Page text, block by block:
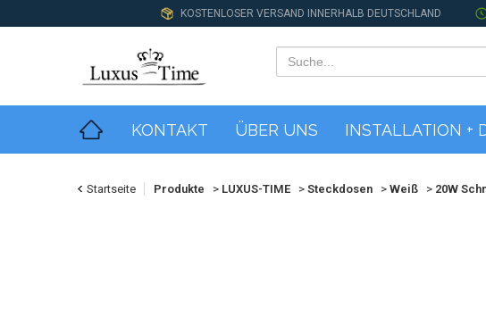
KOSTENLOSER VERSAND INNERHALB DEUTSCHLAND
KONTAKT ÜBER UNS INSTALLATION +
Startseite Produkte > LUXUS-TIME > Steckdosen > Weiß > 20W